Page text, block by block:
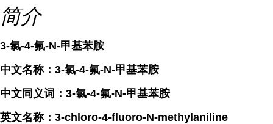
简介
3-氯-4-氟-N-甲基苯胺
中文名称：3-氯-4-氟-N-甲基苯胺
中文同义词：3-氯-4-氟-N-甲基苯胺
英文名称：3-chloro-4-fluoro-N-methylaniline